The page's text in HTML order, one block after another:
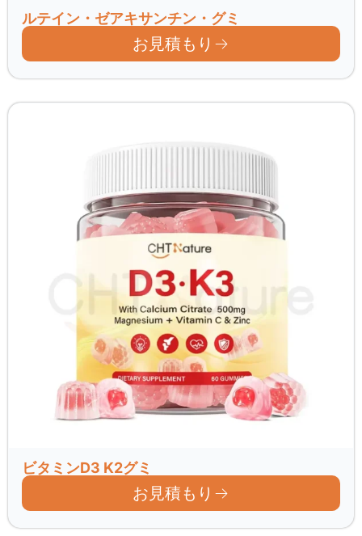
ルテイン・ゼアキサンチン・グミ
お見積もり
ビタミンD3 K2グミ
お見積もり